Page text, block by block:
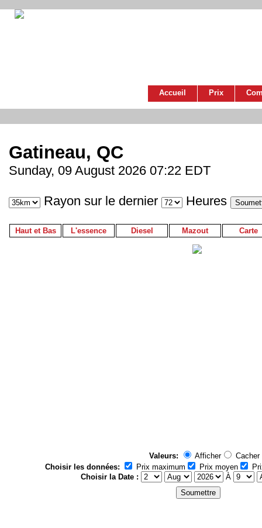
Accueil Prix
Gatineau, QC
Sunday, 09 August 2026 07:22 EDT
Rayon sur le dernier Heures
Haut et Bas L'essence Diesel Mazout Carte
Valeurs: Afficher
Cacher
Choisir les données:
Prix maximum Prix moyen
Choisir la Date :
À